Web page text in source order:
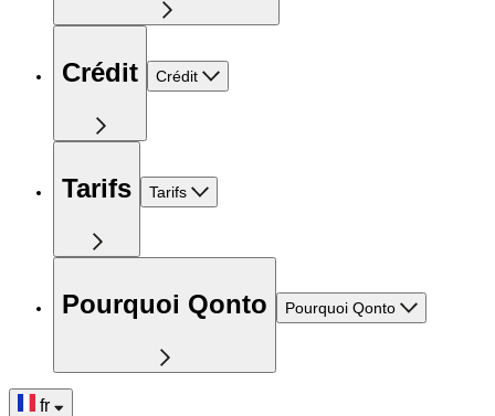
Crédit Crédit
Tarifs Tarifs
Pourquoi Qonto Pourquoi Qonto
fr